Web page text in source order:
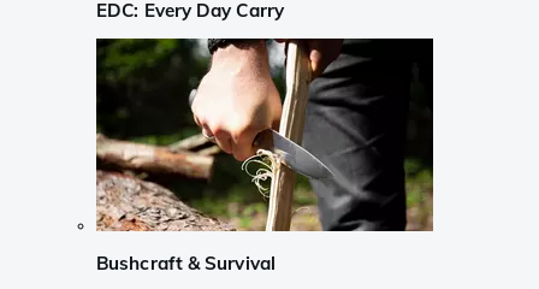
EDC: Every Day Carry
Bushcraft & Survival